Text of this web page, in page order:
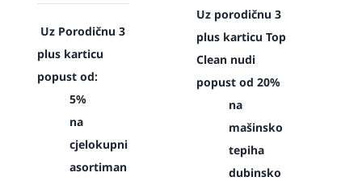
Uz Porodičnu 3
plus karticu
popust od:
5%
na
cjelokupni
asortiman
Uz porodičnu 3
plus karticu Top
Clean nudi
popust od 20%
na
mašinsko
tepiha
dubinsko